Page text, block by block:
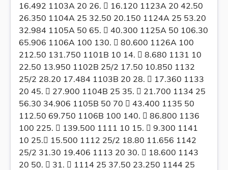
16.492 1103A 20 26.  16.120 1123A 20 42.50
26.350 1104A 25 32.50 20.150 1124A 25 53.20
32.984 1105A 50 65.  40.300 1125A 50 106.30
65.906 1106A 100 130.  80.600 1126A 100
212.50 131.750 1101B 10 14.  8.680 1131 10
22.50 13.950 1102B 25/2 17.50 10.850 1132
25/2 28.20 17.484 1103B 20 28.  17.360 1133
20 45.  27.900 1104B 25 35.  21.700 1134 25
56.30 34.906 1105B 50 70  43.400 1135 50
112.50 69.750 1106B 100 140.  86.800 1136
100 225.  139.500 1111 10 15.  9.300 1141
10 25. 15.500 1112 25/2 18.80 11.656 1142
25/2 31.30 19.406 1113 20 30.  18.600 1143
20 50.  31.  1114 25 37.50 23.250 1144 25